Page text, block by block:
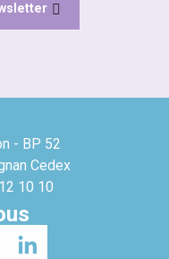
- BP 52
Cedex
10 10